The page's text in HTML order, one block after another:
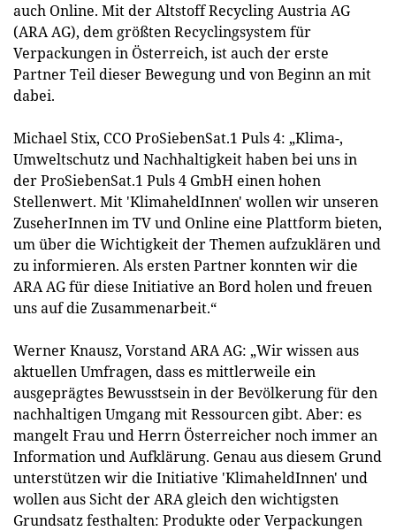
auch Online. Mit der Altstoff Recycling Austria AG
(ARA AG), dem größten Recyclingsystem für
Verpackungen in Österreich, ist auch der erste
Partner Teil dieser Bewegung und von Beginn an mit
dabei.
Michael Stix, CCO ProSiebenSat.1 Puls 4: „Klima-,
Umweltschutz und Nachhaltigkeit haben bei uns in
der ProSiebenSat.1 Puls 4 GmbH einen hohen
Stellenwert. Mit 'KlimaheldInnen' wollen wir unseren
ZuseherInnen im TV und Online eine Plattform bieten,
um über die Wichtigkeit der Themen aufzuklären und
zu informieren. Als ersten Partner konnten wir die
ARA AG für diese Initiative an Bord holen und freuen
uns auf die Zusammenarbeit.“
Werner Knausz, Vorstand ARA AG: „Wir wissen aus
aktuellen Umfragen, dass es mittlerweile ein
ausgeprägtes Bewusstsein in der Bevölkerung für den
nachhaltigen Umgang mit Ressourcen gibt. Aber: es
mangelt Frau und Herrn Österreicher noch immer an
Information und Aufklärung. Genau aus diesem Grund
unterstützen wir die Initiative 'KlimaheldInnen' und
wollen aus Sicht der ARA gleich den wichtigsten
Grundsatz festhalten: Produkte oder Verpackungen